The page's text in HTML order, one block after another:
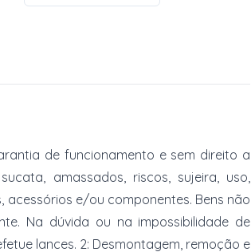
de funcionamento e sem direito a
amassados, riscos, sujeira, uso,
acessórios e/ou componentes. Bens não
Na dúvida ou na impossibilidade de
lances. 2: Desmontagem, remoção e